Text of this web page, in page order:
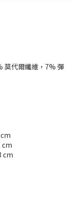
莫代爾纖維，7% 彈
cm
cm